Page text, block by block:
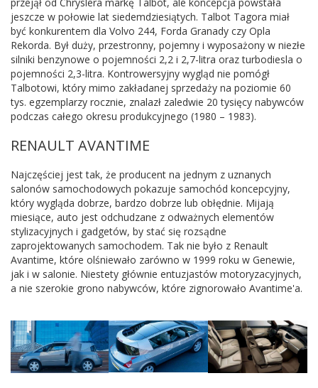
jeszcze w połowie lat siedemdziesiątych. Talbot Tagora miał
być konkurentem dla Volvo 244, Forda Granady czy Opla
Rekorda. Był duży, przestronny, pojemny i wyposażony w niezłe
silniki benzynowe o pojemności 2,2 i 2,7-litra oraz turbodiesla o
pojemności 2,3-litra. Kontrowersyjny wygląd nie pomógł
Talbotowi, który mimo zakładanej sprzedaży na poziomie 60
tys. egzemplarzy rocznie, znalazł zaledwie 20 tysięcy nabywców
podczas całego okresu produkcyjnego (1980 – 1983).
RENAULT AVANTIME
Najczęściej jest tak, że producent na jednym z uznanych
salonów samochodowych pokazuje samochód koncepcyjny,
który wygląda dobrze, bardzo dobrze lub obłędnie. Mijają
miesiące, auto jest odchudzane z odważnych elementów
stylizacyjnych i gadgetów, by stać się rozsądne
zaprojektowanych samochodem. Tak nie było z Renault
Avantime, które olśniewało zarówno w 1999 roku w Genewie,
jak i w salonie. Niestety głównie entuzjastów motoryzacyjnych,
a nie szerokie grono nabywców, które zignorowało Avantime'a.